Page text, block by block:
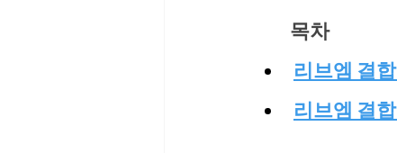
목차
리브엠 결
리브엠 결